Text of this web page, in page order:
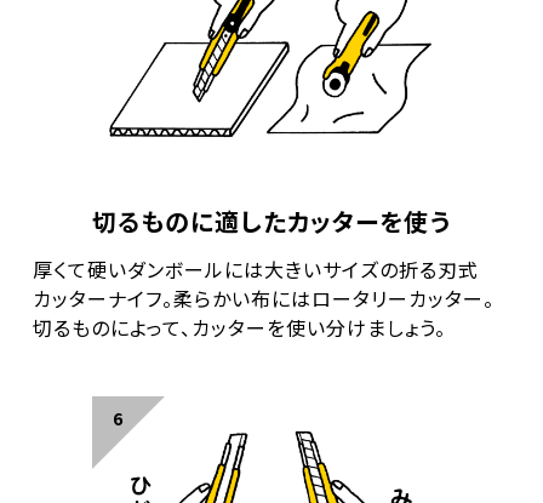
切るものに適したカッターを使う
厚くて硬いダンボールには大きいサイズの折る刃式
カッターナイフ。柔らかい布にはロータリーカッター。
切るものによって、カッターを使い分けましょう。